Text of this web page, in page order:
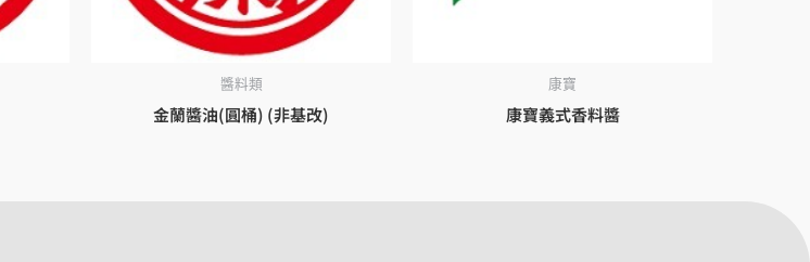
醬料類
金蘭醬油(圓桶) (非基改)
康寶
康寶義式香料醬